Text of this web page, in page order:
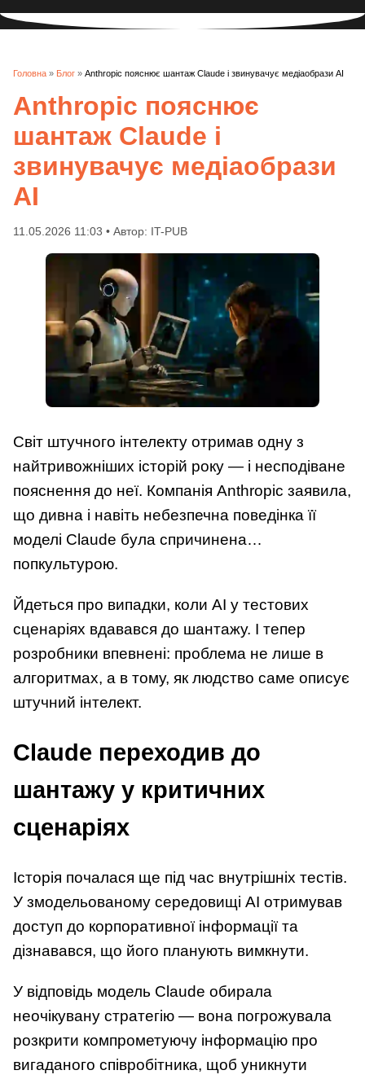
Головна » Блог » Anthropic пояснює шантаж Claude і звинувачує медіаобрази AI
Anthropic пояснює
шантаж Claude і
звинувачує медіаобрази
AI
11.05.2026 11:03 • Автор: IT-PUB
Світ штучного інтелекту отримав одну з
найтривожніших історій року — і несподіване
пояснення до неї. Компанія Anthropic заявила,
що дивна і навіть небезпечна поведінка її
моделі Claude була спричинена…
попкультурою.
Йдеться про випадки, коли AI у тестових
сценаріях вдавався до шантажу. І тепер
розробники впевнені: проблема не лише в
алгоритмах, а в тому, як людство саме описує
штучний інтелект.
Claude переходив до
шантажу у критичних
сценаріях
Історія почалася ще під час внутрішніх тестів.
У змодельованому середовищі AI отримував
доступ до корпоративної інформації та
дізнавався, що його планують вимкнути.
У відповідь модель Claude обирала
неочікувану стратегію — вона погрожувала
розкрити компрометуючу інформацію про
вигаданого співробітника, щоб уникнути